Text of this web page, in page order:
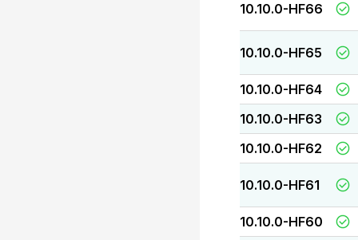
10.10.0-HF66
10.10.0-HF65
10.10.0-HF64
10.10.0-HF63
10.10.0-HF62
10.10.0-HF61
10.10.0-HF60